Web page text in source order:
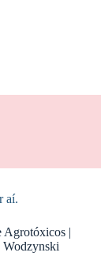
aí.
Agrotóxicos |